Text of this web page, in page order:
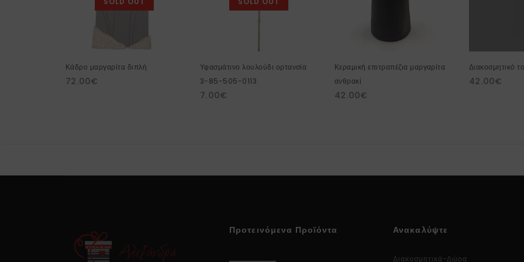
Κάδρο μαργαρίτα διπλή
72.00€
Υφασμάτινο λουλούδι ορτανσία
3-85-505-0113
7.00€
Κεραμική επιτραπέζια μαργαρίτα
ανθρακί
42.00€
Διακοσμητικό
42.00€
Προτεινόμενα Προϊόντα Ανακαλύψτε
Διακοσμητικά-Δώρα